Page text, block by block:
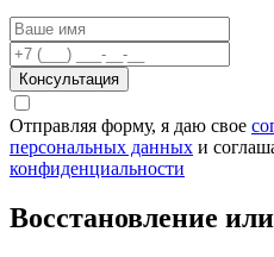
Консультация
Отправляя форму, я даю свое
персональных данных и
конфиденциальности
Восстановление